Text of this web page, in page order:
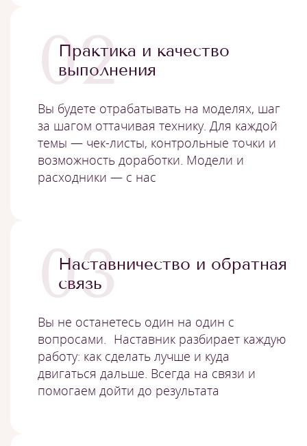
02
Практика и качество
выполнения
Вы будете отрабатывать на моделях, шаг
за шагом оттачивая технику. Для каждой
темы — чек-листы, контрольные точки и
возможность доработки. Модели и
расходники — с нас
03
Наставничество и обратная
связь
Вы не останетесь один на один с
вопросами. Наставник разбирает каждую
работу: как сделать лучше и куда
двигаться дальше. Всегда на связи и
помогаем дойти до результата